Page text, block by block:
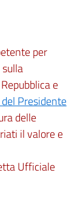
per
e
Presidente
delle
il valore e
Ufficiale